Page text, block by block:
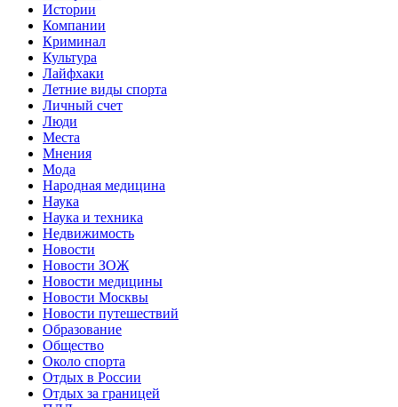
Истории
Компании
Криминал
Культура
Лайфхаки
Летние виды спорта
Личный счет
Люди
Места
Мнения
Мода
Народная медицина
Наука
Наука и техника
Недвижимость
Новости
Новости ЗОЖ
Новости медицины
Новости Москвы
Новости путешествий
Образование
Общество
Около спорта
Отдых в России
Отдых за границей